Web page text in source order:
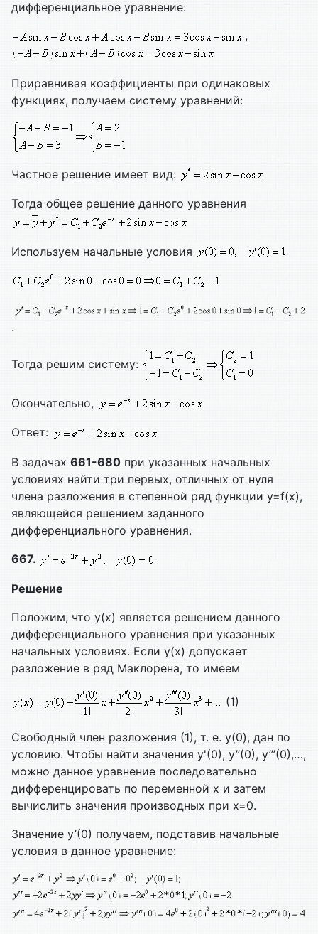
дифференциальное уравнение:
,
Приравнивая коэффициенты при одинаковых
функциях, получаем систему уравнений:
Частное решение имеет вид:
Тогда общее решение данного уравнения
Используем начальные условия
.
Тогда решим систему:
Окончательно,
Ответ:
В задачах 661-680 при указанных начальных
условиях найти три первых, отличных от нуля
члена разложения в степенной ряд функции y=f(x),
являющейся решением заданного
дифференциального уравнения.
667.
Решение
Положим, что у(х) является решением данного
дифференциального уравнения при указанных
начальных условиях. Если у(х) допускает
разложение в ряд Маклорена, то имеем
(1)
Свободный член разложения (1), т. е. у(0), дан по
условию. Чтобы найти значения y'(0), y’’(0), y’’’(0),…,
можно данное уравнение последовательно
дифференцировать по переменной х и затем
вычислить значения производных при х=0.
Значение у’(0) получаем, подставив начальные
условия в данное уравнение: